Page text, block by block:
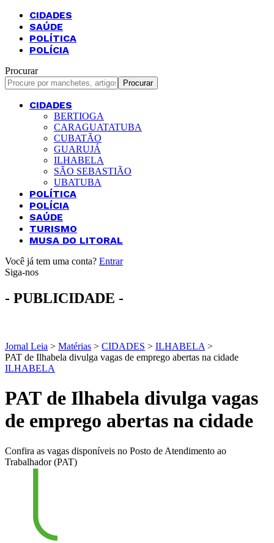
CIDADES
SAÚDE
POLÍTICA
POLÍCIA
Procurar
CIDADES
BERTIOGA
CARAGUATATUBA
CUBATÃO
GUARUJÁ
ILHABELA
SÃO SEBASTIÃO
UBATUBA
POLÍTICA
POLÍCIA
SAÚDE
TURISMO
MUSA DO LITORAL
Você já tem uma conta? Entrar
Siga-nos
- PUBLICIDADE -
Jornal Leia > Matérias > CIDADES > ILHABELA >
PAT de Ilhabela divulga vagas de emprego abertas na cidade
ILHABELA
PAT de Ilhabela divulga vagas
de emprego abertas na cidade
Confira as vagas disponíveis no Posto de Atendimento ao
Trabalhador (PAT)